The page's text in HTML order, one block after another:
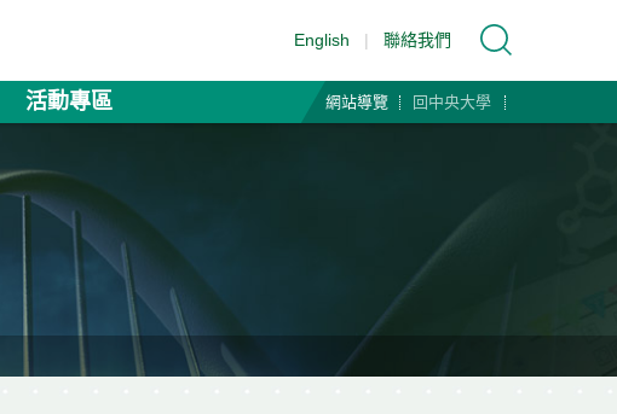
English | 聯絡我們
活動專區 網站導覽 回中央大學